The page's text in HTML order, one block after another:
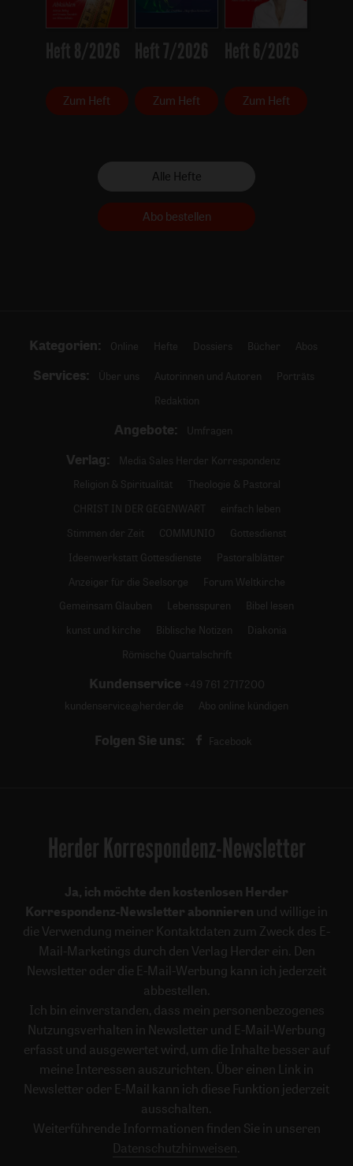
Heft 8/2026
Zum Heft
Heft 7/2026
Zum Heft
Heft 6/2026
Zum Heft
Alle Hefte
Abo bestellen
Kategorien: Online Hefte Dossiers Bücher Abos
Services: Über uns Autorinnen und Autoren
Porträts
Redaktion
Angebote: Umfragen
Verlag:
Media Sales Herder Korrespondenz
Religion & Spiritualität
Theologie & Pastoral
CHRIST IN DER GEGENWART
einfach leben
Stimmen der Zeit
COMMUNIO
Gottesdienst
Ideenwerkstatt Gottesdienste
Pastoralblätter
Anzeiger für die Seelsorge
Forum Weltkirche
Gemeinsam Glauben
Lebensspuren
Bibel lesen
kunst und kirche
Biblische Notizen
Diakonia
Römische Quartalschrift
Kundenservice +49 761 2717200
kundenservice@herder.de
Abo online kündigen
Folgen Sie uns: Facebook
Herder Korrespondenz-Newsletter
Ja, ich möchte den kostenlosen Herder
Korrespondenz-Newsletter abonnieren und willige in
die Verwendung meiner Kontaktdaten zum Zweck des E-
Mail-Marketings durch den Verlag Herder ein. Den
Newsletter oder die E-Mail-Werbung kann ich jederzeit
abbestellen.
Ich bin einverstanden, dass mein personenbezogenes
Nutzungsverhalten in Newsletter und E-Mail-Werbung
erfasst und ausgewertet wird, um die Inhalte besser auf
meine Interessen auszurichten. Über einen Link in
Newsletter oder E-Mail kann ich diese Funktion jederzeit
ausschalten.
Weiterführende Informationen finden Sie in unseren
Datenschutzhinweisen .